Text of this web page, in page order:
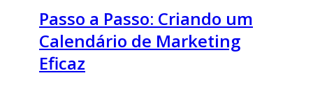
Passo a Passo: Criando um
Calendário de Marketing
Eficaz